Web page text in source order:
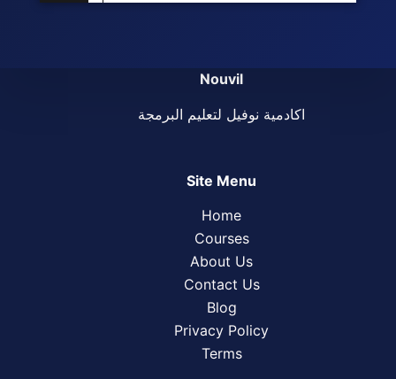
Nouvil
اكادمية نوفيل لتعليم البرمجة
Site Menu
Home
Courses
About Us
Contact Us
Blog
Privacy Policy
Terms